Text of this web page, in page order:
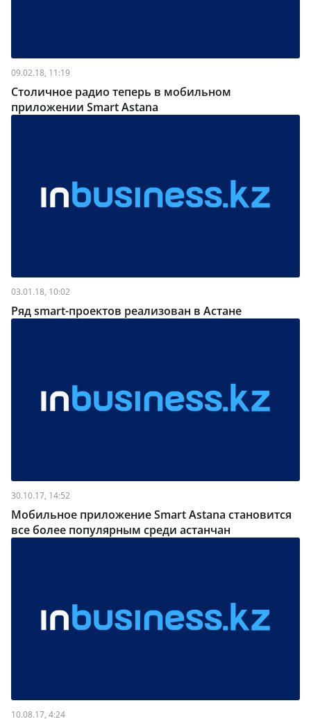
09.02.18, 11:19
Столичное радио теперь в мобильном
приложении Smart Astana
03.01.18, 10:02
Ряд smart-проектов реализован в Астане
30.10.17, 14:52
Мобильное приложение Smart Astana становится
все более популярным среди астанчан
10.08.17, 4:24